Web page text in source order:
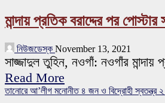
মান্দায় প্রতিক বরাদ্দের পর
নিউজডেস্ক November 13, 2021
সাজ্জাদুল তুহিন, নওগাঁ: নওগাঁর মান্দায়
Read More
তানোরে আ’লীগ মনোনীত ৪ জন ও বিদ্রোহী স্বতন্ত্র